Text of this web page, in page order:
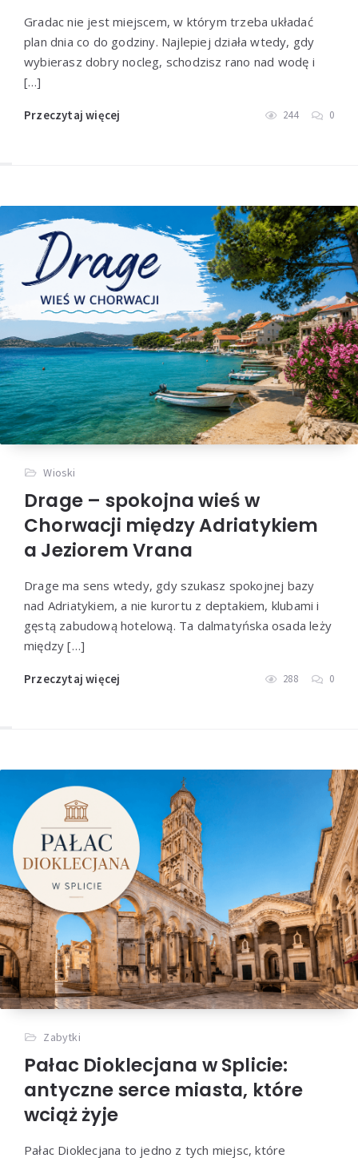
Gradac nie jest miejscem, w którym trzeba układać
plan dnia co do godziny. Najlepiej działa wtedy, gdy
wybierasz dobry nocleg, schodzisz rano nad wodę i
[…]
Przeczytaj więcej 244 0
Wioski
Drage – spokojna wieś w
Chorwacji między Adriatykiem
a Jeziorem Vrana
Drage ma sens wtedy, gdy szukasz spokojnej bazy
nad Adriatykiem, a nie kurortu z deptakiem, klubami i
gęstą zabudową hotelową. Ta dalmatyńska osada leży
między […]
Przeczytaj więcej 288 0
Zabytki
Pałac Dioklecjana w Splicie:
antyczne serce miasta, które
wciąż żyje
Pałac Dioklecjana to jedno z tych miejsc, które